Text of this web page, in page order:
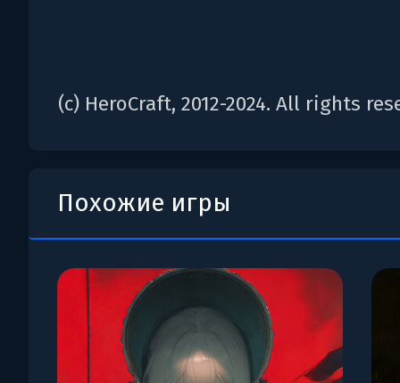
(c) HeroCraft, 2012-2024. All rights
Похожие игры